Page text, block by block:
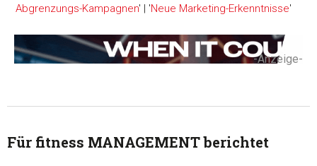
Abgrenzungs-Kampagnen' | 'Neue Marketing-Erkenntnisse'
-Anzeige-
Für fitness MANAGEMENT berichtet